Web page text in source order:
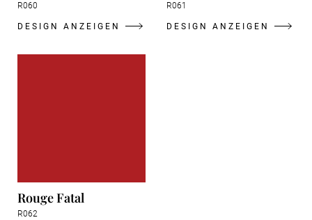
R060
DESIGN ANZEIGEN
R061
DESIGN ANZEIGEN
Rouge Fatal
R062